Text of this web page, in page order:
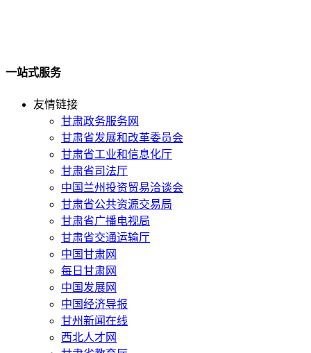
一站式服务
友情链接
甘肃政务服务网
甘肃省发展和改革委员会
甘肃省工业和信息化厅
甘肃省司法厅
中国兰州投资贸易洽谈会
甘肃省公共资源交易局
甘肃省广播电视局
甘肃省交通运输厅
中国甘肃网
每日甘肃网
中国发展网
中国经济导报
甘州新闻在线
西北人才网